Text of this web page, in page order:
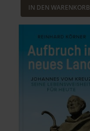
IN DEN WARENKORB